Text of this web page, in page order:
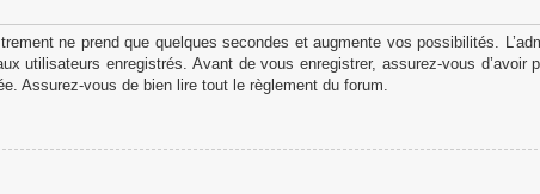
ne prend que quelques secondes et augmente vos possibilités.
utilisateurs enregistrés. Avant de vous enregistrer, assurez-vous d’avoir
Assurez-vous de bien lire tout le règlement du forum.